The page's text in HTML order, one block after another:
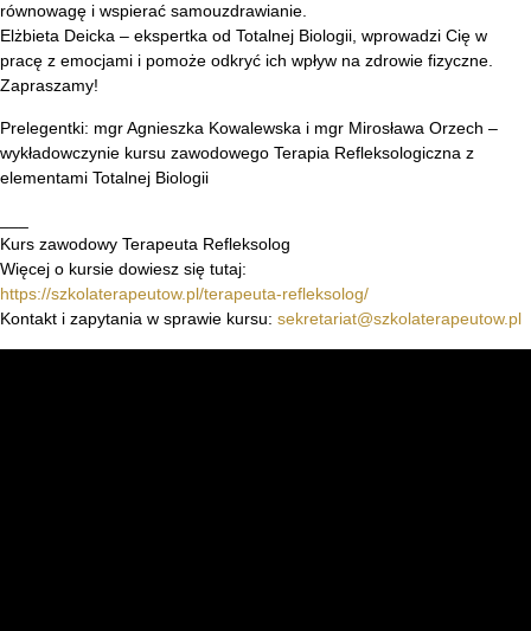
równowagę i wspierać samouzdrawianie.
Elżbieta Deicka – ekspertka od Totalnej Biologii, wprowadzi Cię w
pracę z emocjami i pomoże odkryć ich wpływ na zdrowie fizyczne.
Zapraszamy!
Prelegentki: mgr Agnieszka Kowalewska i mgr Mirosława Orzech –
wykładowczynie kursu zawodowego Terapia Refleksologiczna z
elementami Totalnej Biologii
Kurs zawodowy Terapeuta Refleksolog
Więcej o kursie dowiesz się tutaj:
https://szkolaterapeutow.pl/terapeuta-refleksolog/
Kontakt i zapytania w sprawie kursu: sekretariat@szkolaterapeutow.pl